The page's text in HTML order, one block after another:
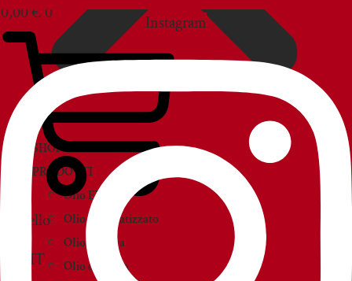
SHOP
PRODOTTI
Olio EVO
Olio Aromatizzato
Olio d’Oliva
Olio di Sansa
0,00€0
Carrello
Instagram